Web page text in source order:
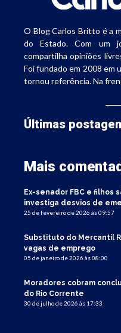
O Blog Carlos Britto é a
do Estado. Com um
compartilha opiniões
Foi fundado em 2008 em
tornou referência. Na
Últimas
Mais
Ex-senador FBC e filhos
investiga desvios de
25 de fevereiro de 2026 às 09:57
Substituto do Mercantil
vagas de emprego
05 de janeiro de 2026 às 08:00
Moradores cobram
do Rio Corrente
30 de julho de 2026 às 17:33